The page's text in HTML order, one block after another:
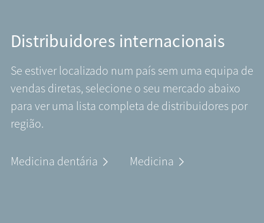
Distribuidores internacionais
Se estiver localizado num país sem uma equipa de
vendas diretas, selecione o seu mercado abaixo
para ver uma lista completa de distribuidores por
região.
Medicina dentária Medicina